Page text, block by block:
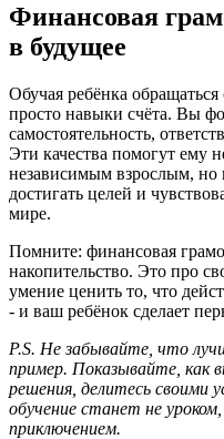
Финансовая
в будущее
Обучая ребёнка
просто навыки счёта. Вы
самостоятельность,
Эти качества помогут ему
независимым взрослым, но
достигать целей и
мире.
Помните: финансовая
накопительство. Это про
умение ценить то, что
- и ваш ребёнок сделает
P.S. Не забывайте, что
пример. Показывайте, как
решения, делитесь своими
обучение станет не
приключением.